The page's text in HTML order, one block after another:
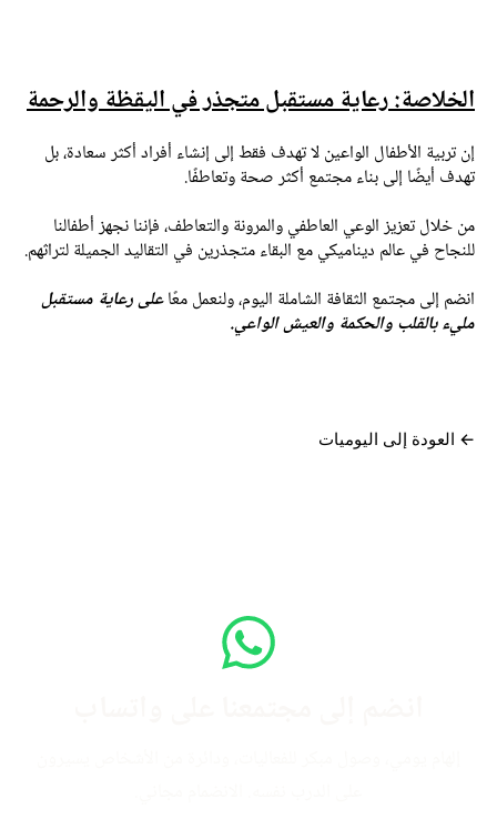
الخلاصة: رعاية مستقبل متجذر في اليقظة والرحمة
إن تربية الأطفال الواعين لا تهدف فقط إلى إنشاء أفراد أكثر سعادة، بل
تهدف أيضًا إلى بناء مجتمع أكثر صحة وتعاطفًا.
من خلال تعزيز الوعي العاطفي والمرونة والتعاطف، فإننا نجهز أطفالنا
للنجاح في عالم ديناميكي مع البقاء متجذرين في التقاليد الجميلة لتراثهم.
انضم إلى مجتمع الثقافة الشاملة اليوم، ولنعمل معًاعلى رعاية مستقبل
مليء بالقلب والحكمة والعيش الواعي.
العودة إلى اليوميات